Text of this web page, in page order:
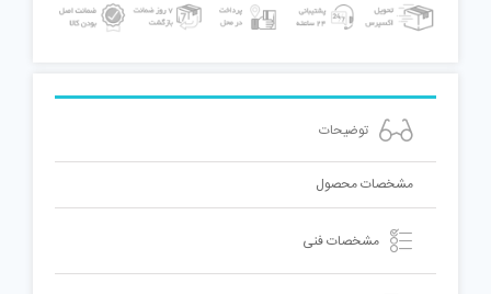
توضیحات
مشخصات محصول
مشخصات فنی